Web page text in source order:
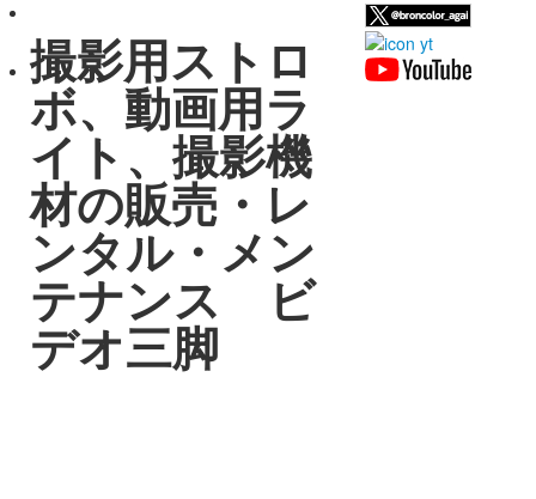
撮影用ストロ
ボ、動画用ラ
イト、撮影機
材の販売・レ
ンタル・メン
テナンス ビ
デオ三脚